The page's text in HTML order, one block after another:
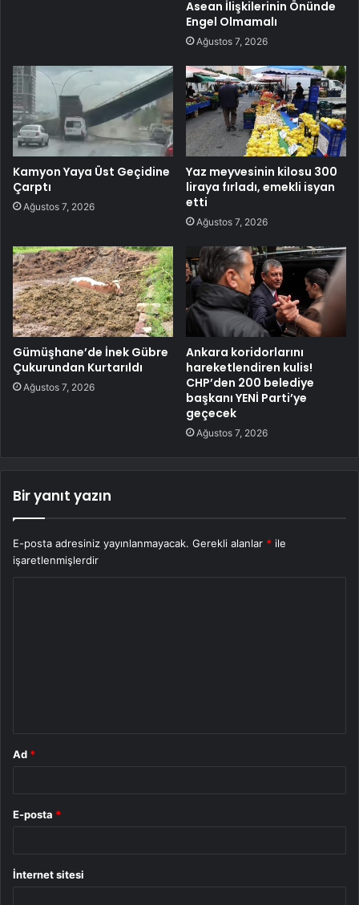
Asean İlişkilerinin Önünde
Engel Olmamalı
Ağustos 7, 2026
Kamyon Yaya Üst Geçidine
Çarptı
Ağustos 7, 2026
Yaz meyvesinin kilosu 300
liraya fırladı, emekli isyan
etti
Ağustos 7, 2026
Gümüşhane’de İnek Gübre
Çukurundan Kurtarıldı
Ağustos 7, 2026
Ankara koridorlarını
hareketlendiren kulis!
CHP’den 200 belediye
başkanı YENİ Parti’ye
geçecek
Ağustos 7, 2026
Bir yanıt yazın
E-posta adresiniz yayınlanmayacak. Gerekli alanlar * ile
işaretlenmişlerdir
Ad *
E-posta *
İnternet sitesi